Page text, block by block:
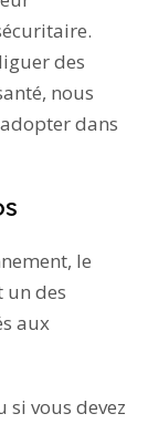
des
nous
dans
le
un des
aux
si vous devez